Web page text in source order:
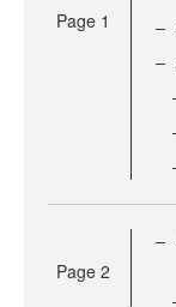
Page 1
Page 2